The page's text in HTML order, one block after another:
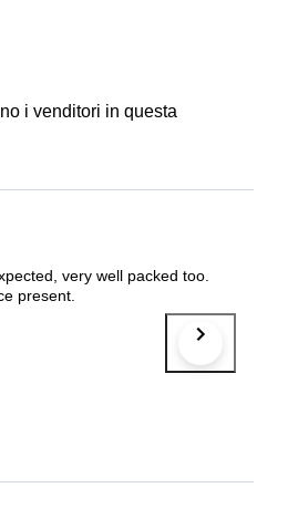
i venditori in questa
very well packed too.
present.